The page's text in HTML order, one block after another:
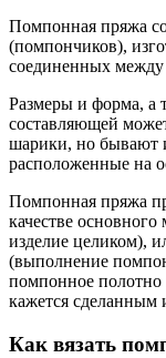
Помпонная пряжа
(помпончиков),
соединенных
Размеры и форма, а
составляющей
шарики, но бывают
расположенные на
Помпонная пряжа
качестве
изделие целиком),
(выполнение
помпонное
кажется сделанным
Как вязать